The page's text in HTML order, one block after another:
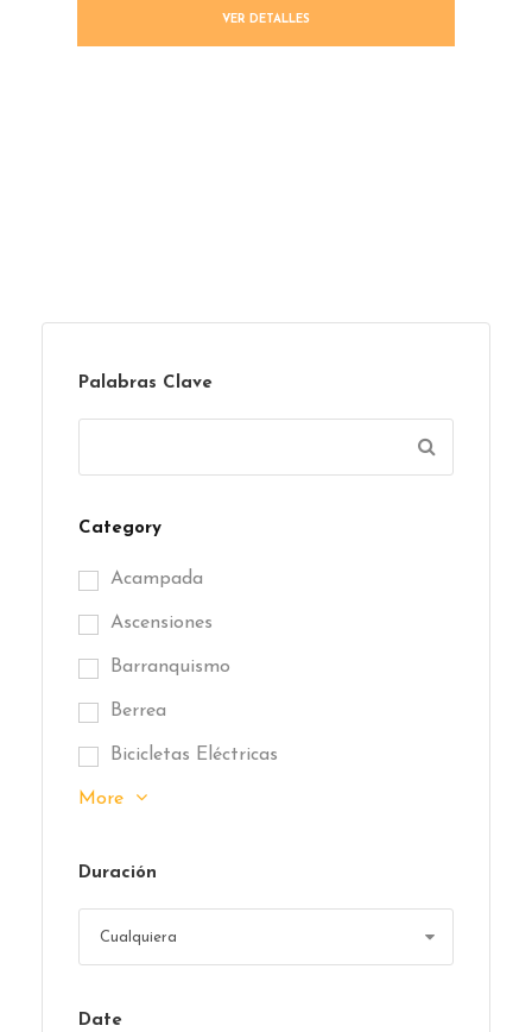
VER DETALLES
Palabras Clave
Category
Acampada
Ascensiones
Barranquismo
Berrea
Bicicletas Eléctricas
More
Duración
Date